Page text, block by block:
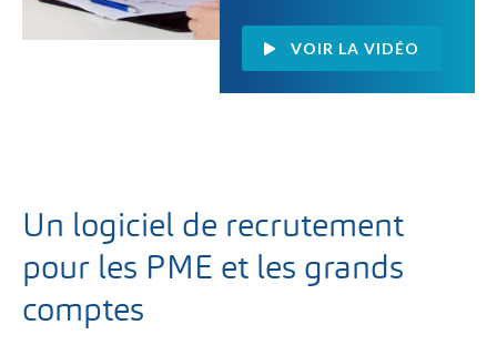
VOIR LA VIDÉO
Un logiciel de recrutement
pour les PME et les grands
comptes